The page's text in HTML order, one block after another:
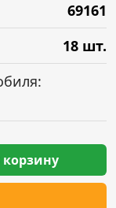
69161
18 шт.
корзину